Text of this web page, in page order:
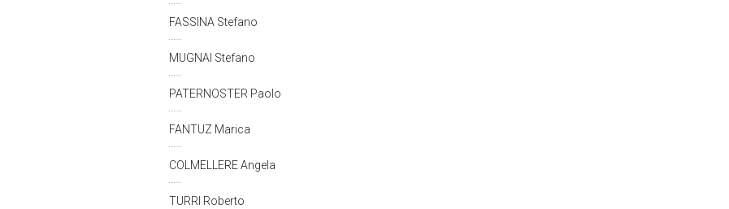
FASSINA Stefano
MUGNAI Stefano
PATERNOSTER Paolo
FANTUZ Marica
COLMELLERE Angela
TURRI Roberto